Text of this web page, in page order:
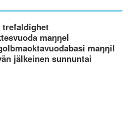
trefaldighet
maŋŋel
maŋŋil
jälkeinen sunnuntai